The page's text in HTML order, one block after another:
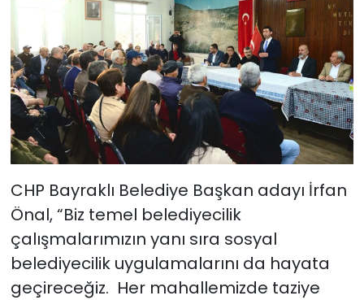
CHP Bayraklı Belediye Başkan adayı İrfan
Önal, “Biz temel belediyecilik
çalışmalarımızın yanı sıra sosyal
belediyecilik uygulamalarını da hayata
geçireceğiz. Her mahallemizde taziye